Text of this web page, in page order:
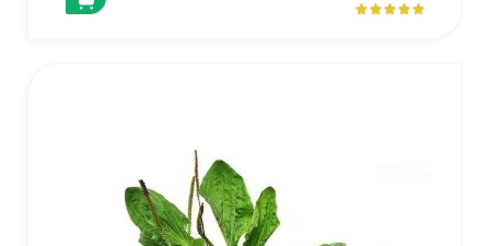




